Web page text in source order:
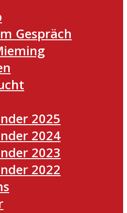
Gespräch
2025
2024
2023
2022